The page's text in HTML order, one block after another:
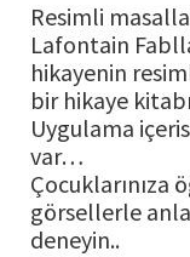
Resimli
Lafontain
hikayenin
bir hikaye
Uygulama
var…
Çocuklarınıza
görsellerle
deneyin..